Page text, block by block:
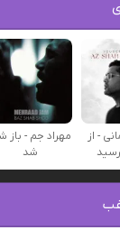
- از
مهراد جم -
شد